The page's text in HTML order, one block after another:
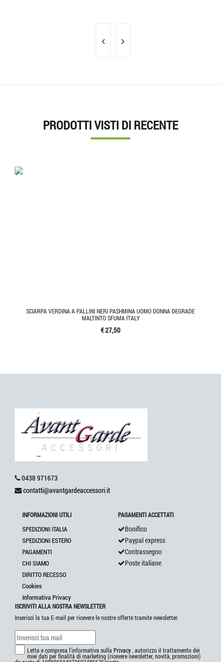
PRODOTTI VISTI DI RECENTE
'.'
SCIARPA VERDINA A PALLINI NERI PASHMINA UOMO DONNA DEGRADE
MALTINTO SFUMA ITALY
€ 27,50
0438 971673
contatti@avantgardeaccessori.it
INFORMAZIONI UTILI
SPEDIZIONI ITALIA
SPEDIZIONI ESTERO
PAGAMENTI
CHI SIAMO
DIRITTO RECESSO
Cookies
Informativa Privacy
PAGAMENTI ACCETTATI
Bonifico
Paypal express
Contrassegno
Poste italiane
ISCRIVITI ALLA NOSTRA NEWSLETTER
Inserisci la tua E-mail per ricevere le nostre offerte tramite newsletter.
Letta e compresa l'informativa sulla Privacy , autorizzo il trattamento dei
miei dati per finalità di marketing (ricevere newsletter, novità, promozioni)